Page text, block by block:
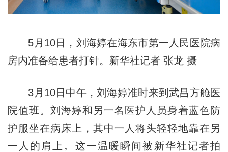
5月10日，刘海婷在海东市第一人民医院病
房内准备给患者打针。新华社记者 张龙 摄
3月10日中午，刘海婷准时来到武昌方舱医
院值班。刘海婷和另一名医护人员身着蓝色防
护服坐在病床上，其中一人将头轻轻地靠在另
一人的肩上。这一温暖瞬间被新华社记者拍